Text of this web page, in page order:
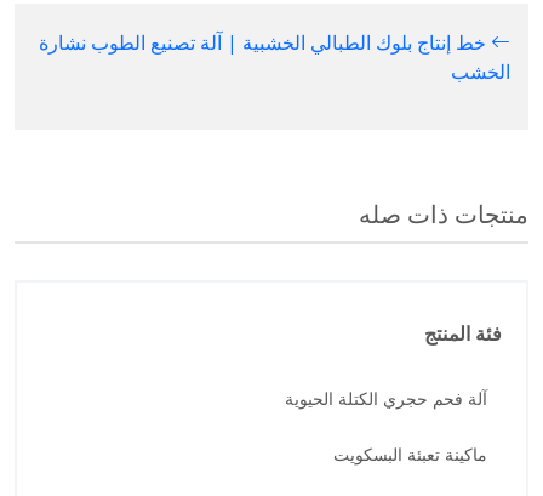
فئة المنتج
آلة فحم حجري الكتلة الحيوية
ماكينة تعبئة البسكويت
خط إنتاج بلوك الطبالي الخشبية | آلة تصنيع الطوب نشارة
الخشب
منتجات ذات صله